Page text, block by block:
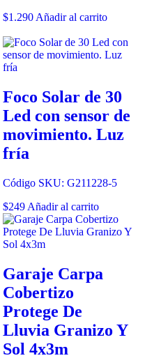
$1.290 Añadir al carrito
Foco Solar de 30
Led con sensor de
movimiento. Luz
fría
Código SKU: G211228-5
$249 Añadir al carrito
Garaje Carpa
Cobertizo
Protege De
Lluvia Granizo Y
Sol 4x3m